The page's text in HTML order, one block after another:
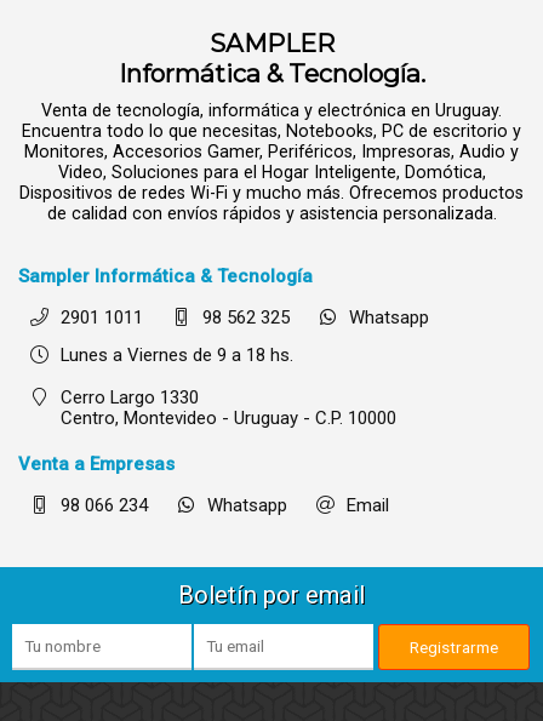
SAMPLER
Informática & Tecnología.
Venta de tecnología, informática y electrónica en Uruguay.
Encuentra todo lo que necesitas, Notebooks, PC de escritorio y
Monitores, Accesorios Gamer, Periféricos, Impresoras, Audio y
Video, Soluciones para el Hogar Inteligente, Domótica,
Dispositivos de redes Wi-Fi y mucho más. Ofrecemos productos
de calidad con envíos rápidos y asistencia personalizada.
Sampler Informática & Tecnología
2901 1011
98 562 325
Whatsapp
Lunes a Viernes de 9 a 18 hs.
Cerro Largo 1330
Centro, Montevideo - Uruguay - C.P. 10000
Venta a Empresas
98 066 234
Whatsapp Email
Boletín por email